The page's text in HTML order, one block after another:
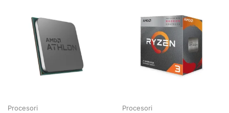
Procesori Procesori